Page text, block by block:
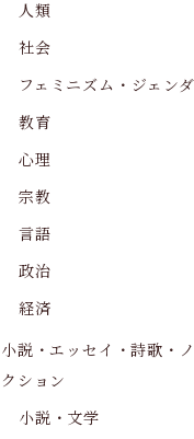
人類
社会
フェミニズム・ジェン
教育
心理
宗教
言語
政治
経済
小説・エッセイ・詩歌・ノ
クション
小説・文学